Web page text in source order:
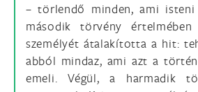
– törlendő minden, ami isteni
második törvény
személyét átalakította a hit:
abból mindaz, ami azt a
emeli. Végül, a harmadik